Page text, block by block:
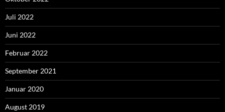
Juli 2022
Juni 2022
Februar 2022
September 2021
Januar 2020
August 2019